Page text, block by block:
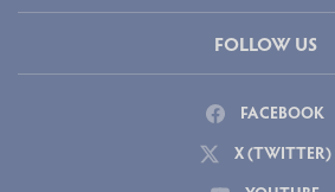
FOLLOW US
FACEBOOK
X (TWITTER)